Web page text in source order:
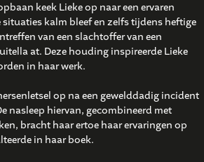
keek Lieke op naar een ervaren
kalm bleef en zelfs tijdens heftige
van een slachtoffer van een
at. Deze houding inspireerde Lieke
in haar werk.
op na een gewelddadig incident
nasleep hiervan, gecombineerd met
bracht haar ertoe haar ervaringen op
in haar boek.